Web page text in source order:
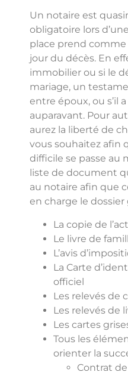
Un notaire est
obligatoire lors
place prend
jour du décès. En
immobilier ou si le
mariage, un
entre époux, ou s’il
auparavant. Pour
aurez la liberté de
vous souhaitez afin
difficile se passe au
liste de document
au notaire afin que
en charge le dossier
La copie de
Le livre de
L’avis
La Carte
officiel
Les relevés de
Les relevés de
Les cartes
Tous les
orienter la
Contrat